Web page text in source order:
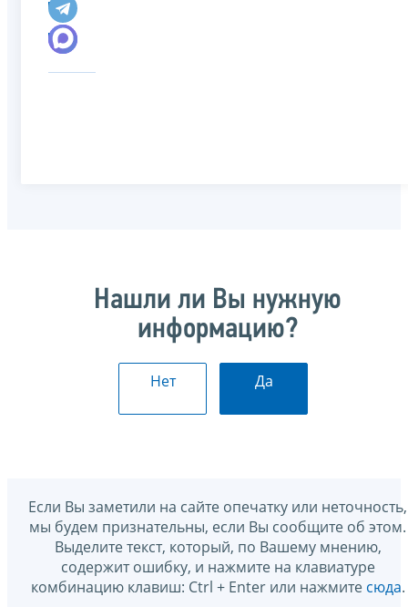
Нашли ли Вы нужную
информацию?
Нет Да
Если Вы заметили на сайте опечатку или неточность,
мы будем признательны, если Вы сообщите об этом.
Выделите текст, который, по Вашему мнению,
содержит ошибку, и нажмите на клавиатуре
комбинацию клавиш: Ctrl + Enter или нажмите сюда.